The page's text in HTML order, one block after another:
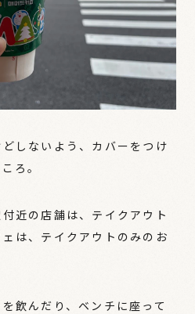
しないよう、カバーをつけ
ろ。
近の店舗は、テイクアウト
は、テイクアウトのみのお
飲んだり、ベンチに座って